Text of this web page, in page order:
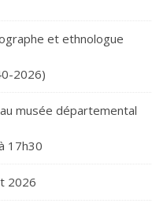
et ethnologue
2026)
musée départemental
17h30
2026